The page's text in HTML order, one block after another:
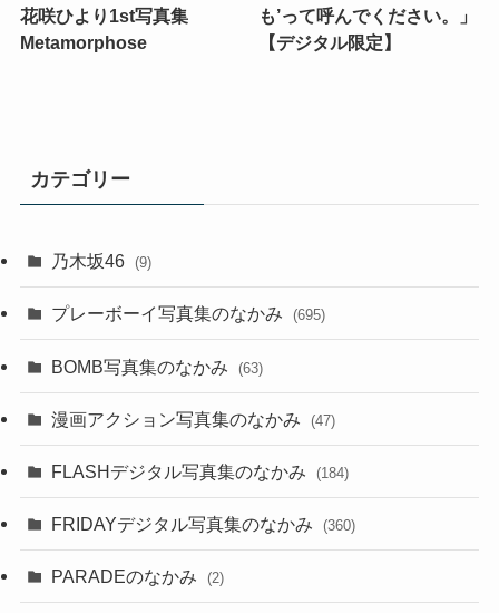
花咲ひより1st写真集
Metamorphose
も’って呼んでください。」
【デジタル限定】
カテゴリー
乃木坂46 (9)
プレーボーイ写真集のなかみ (695)
BOMB写真集のなかみ (63)
漫画アクション写真集のなかみ (47)
FLASHデジタル写真集のなかみ (184)
FRIDAYデジタル写真集のなかみ (360)
PARADEのなかみ (2)